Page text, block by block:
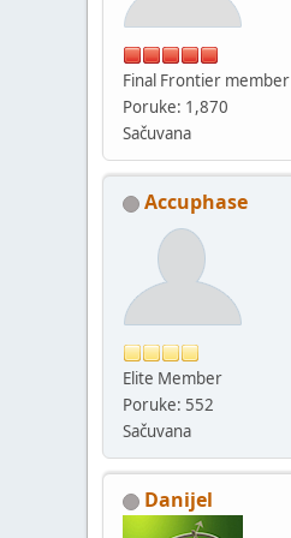
Final Frontier member
Poruke: 1,870
Sačuvana
Accuphase
Elite Member
Poruke: 552
Sačuvana
Danijel